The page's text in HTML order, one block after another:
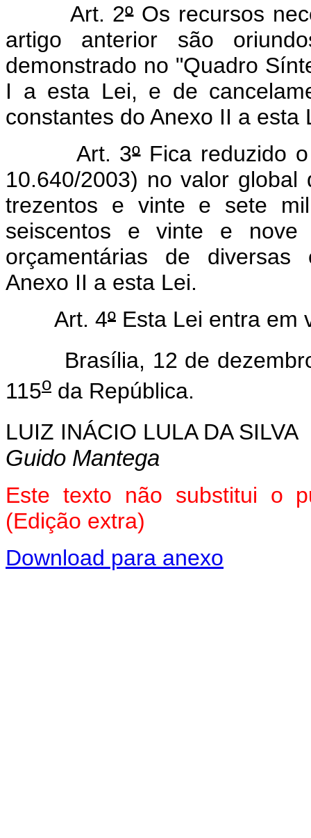
Art. 2ºOs recursos
artigo anterior são
demonstrado no "Quadro
I a esta Lei, e de
constantes do Anexo II a esta
Art. 3ºFica reduzido
10.640/2003) no valor
trezentos e vinte e sete
seiscentos e vinte e nove
orçamentárias de diversas
Anexo II a esta Lei.
Art. 4º Esta Lei entra em
Brasília, 12 de dezembro
115o da República.
LUIZ INÁCIO LULA DA SILVA
Guido Mantega
Este texto não substitui o
(Edição extra)
Download para anexo